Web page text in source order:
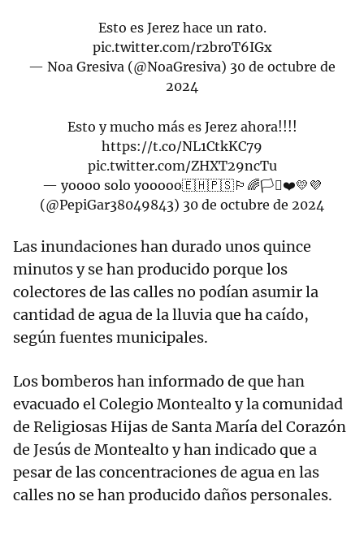
Esto es Jerez hace un rato.
pic.twitter.com/r2broT6IGx
— Noa Gresiva (@NoaGresiva) 30 de octubre de
2024
Esto y mucho más es Jerez ahora!!!!
https://t.co/NL1CtkKC79
pic.twitter.com/ZHXT29ncTu
— yoooo solo yooooo🇪🇭🇵🇸🏳️‍🌈🏳️‍⚧️❤️💛💜
(@PepiGar38049843) 30 de octubre de 2024
Las inundaciones han durado unos quince
minutos y se han producido porque los
colectores de las calles no podían asumir la
cantidad de agua de la lluvia que ha caído,
según fuentes municipales.
Los bomberos han informado de que han
evacuado el Colegio Montealto y la comunidad
de Religiosas Hijas de Santa María del Corazón
de Jesús de Montealto y han indicado que a
pesar de las concentraciones de agua en las
calles no se han producido daños personales.